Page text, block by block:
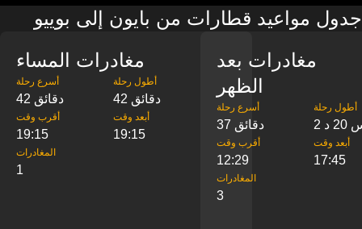
جدول مواعيد قطارات من بايون إلى بوييو
مغادرات المساء
‎أسرع رحلة
42 دقائق
‎أطول رحلة
42 دقائق
‎أقرب وقت
19:15
‎أبعد وقت
19:15
‎المغادرات
1
مغادرات بعد
الظهر
‎أسرع رحلة
37 دقائق
‎أطول رحلة
20 د
‎أقرب وقت
12:29
‎أبعد وقت
17:45
‎المغادرات
3